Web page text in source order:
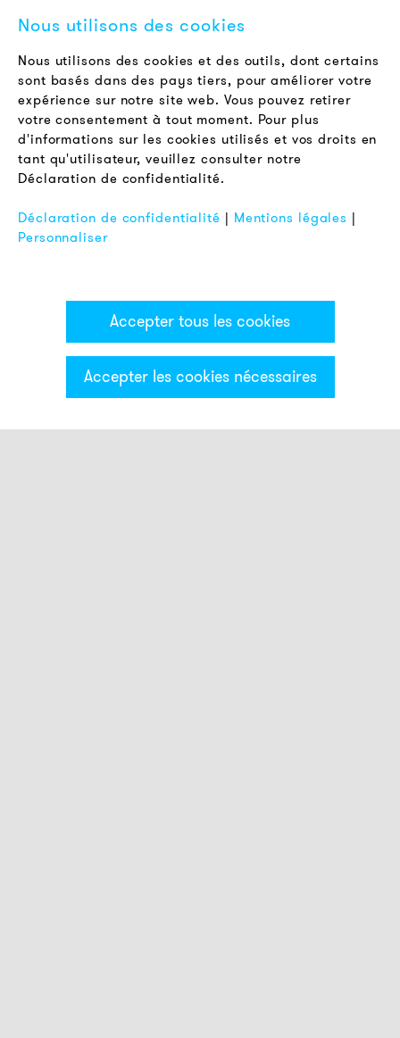
Catégories & Filter
Offres d'emploi
Newsletter
LÉGAL
Conditions Générales de Vente
Protection des Données
Mentions Légales
Nous utilisons des cookies
Nous utilisons des cookies et des outils, dont certains
sont basés dans des pays tiers, pour améliorer votre
expérience sur notre site web. Vous pouvez retirer
votre consentement à tout moment. Pour plus
d'informations sur les cookies utilisés et vos droits en
tant qu'utilisateur, veuillez consulter notre
Déclaration de confidentialité.
Déclaration de confidentialité | Mentions légales |
Personnaliser
Accepter tous les cookies
Accepter les cookies nécessaires